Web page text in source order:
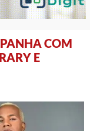
COM
E